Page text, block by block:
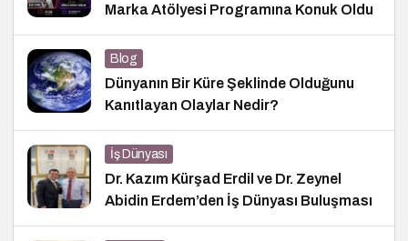
Marka Atölyesi Programına Konuk Oldu
Blog
Dünyanın Bir Küre Şeklinde Olduğunu
Kanıtlayan Olaylar Nedir?
İş Dünyası
Dr. Kazım Kürşad Erdil ve Dr. Zeynel
Abidin Erdem’den İş Dünyası Buluşması